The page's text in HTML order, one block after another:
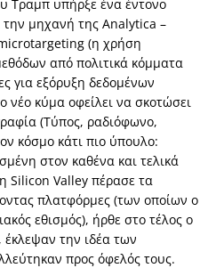
Τραμπ υπήρξε ένα έντονο
μηχανή της Analytica –
(η χρήση
από πολιτικά κόμματα
για εξόρυξη δεδομένων
νέο κύμα οφείλει να σκοτώσει
(Τύπος, ραδιόφωνο,
κόσμο κάτι πιο ύπουλο:
στον καθένα και τελικά
Silicon Valley πέρασε τα
πλατφόρμες (των οποίων ο
εθισμός), ήρθε στο τέλος ο
την ιδέα των
προς όφελός τους.